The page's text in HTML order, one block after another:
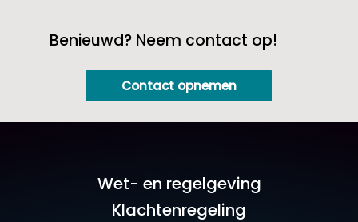
Benieuwd? Neem contact op!
Contact opnemen
Wet- en regelgeving
Klachtenregeling